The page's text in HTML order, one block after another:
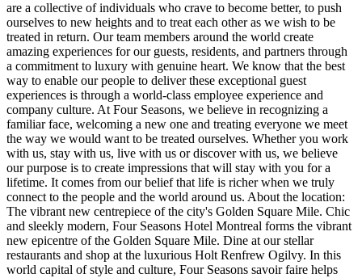
are a collective of individuals who crave to become better, to push
ourselves to new heights and to treat each other as we wish to be
treated in return. Our team members around the world create
amazing experiences for our guests, residents, and partners through
a commitment to luxury with genuine heart. We know that the best
way to enable our people to deliver these exceptional guest
experiences is through a world-class employee experience and
company culture. At Four Seasons, we believe in recognizing a
familiar face, welcoming a new one and treating everyone we meet
the way we would want to be treated ourselves. Whether you work
with us, stay with us, live with us or discover with us, we believe
our purpose is to create impressions that will stay with you for a
lifetime. It comes from our belief that life is richer when we truly
connect to the people and the world around us. About the location:
The vibrant new centrepiece of the city's Golden Square Mile. Chic
and sleekly modern, Four Seasons Hotel Montreal forms the vibrant
new epicentre of the Golden Square Mile. Dine at our stellar
restaurants and shop at the luxurious Holt Renfrew Ogilvy. In this
world capital of style and culture, Four Seasons savoir faire helps